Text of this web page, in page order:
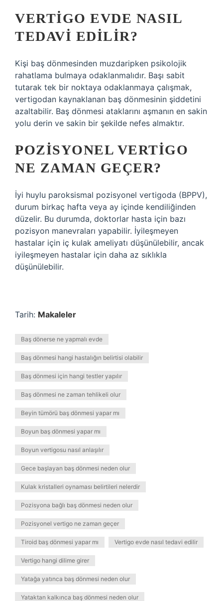
VERTIGO EVDE NASIL
TEDAVI EDILIR?
Kişi baş dönmesinden muzdaripken psikolojik
rahatlama bulmaya odaklanmalıdır. Başı sabit
tutarak tek bir noktaya odaklanmaya çalışmak,
vertigodan kaynaklanan baş dönmesinin şiddetini
azaltabilir. Baş dönmesi ataklarını aşmanın en sakin
yolu derin ve sakin bir şekilde nefes almaktır.
POZISYONEL VERTIGO
NE ZAMAN GEÇER?
İyi huylu paroksismal pozisyonel vertigoda (BPPV),
durum birkaç hafta veya ay içinde kendiliğinden
düzelir. Bu durumda, doktorlar hasta için bazı
pozisyon manevraları yapabilir. İyileşmeyen
hastalar için iç kulak ameliyatı düşünülebilir, ancak
iyileşmeyen hastalar için daha az sıklıkla
düşünülebilir.
Tarih: Makaleler
Baş dönerse ne yapmalı evde
Baş dönmesi hangi hastalığın belirtisi olabilir
Baş dönmesi için hangi testler yapılır
Baş dönmesi ne zaman tehlikeli olur
Beyin tümörü baş dönmesi yapar mı
Boyun baş dönmesi yapar mı
Boyun vertigosu nasıl anlaşılır
Gece başlayan baş dönmesi neden olur
Kulak kristalleri oynaması belirtileri nelerdir
Pozisyona bağlı baş dönmesi neden olur
Pozisyonel vertigo ne zaman geçer
Tiroid baş dönmesi yapar mı Vertigo evde nasıl tedavi edilir
Vertigo hangi dilime girer
Yatağa yatınca baş dönmesi neden olur
Yataktan kalkınca baş dönmesi neden olur